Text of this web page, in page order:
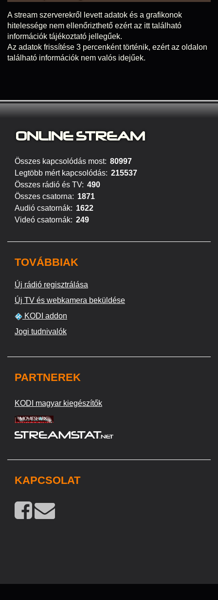
A stream szerverekről levett adatok és a grafikonok
hitelessége nem ellenőrizthető ezért az itt található
információk tájékoztató jellegűek.
Az adatok frissítése 3 percenként történik, ezért az oldalon
található információk nem valós idejűek.
ONLINE STREAM
Összes kapcsolódás most: 80997
Legtöbb mért kapcsolódás: 215537
Összes rádió és TV: 490
Összes csatorna: 1871
Audió csatornák: 1622
Videó csatornák: 249
TOVÁBBIAK
Új rádió regisztrálása
Új TV és webkamera beküldése
KODI addon
Jogi tudnivalók
PARTNEREK
KODI magyar kiegészítők
KAPCSOLAT